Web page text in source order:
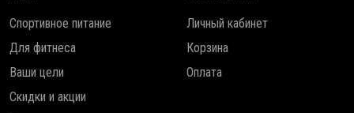
Спортивное питание
Для фитнеса
Ваши цели
Скидки и акции
Личный кабинет
Корзина
Оплата